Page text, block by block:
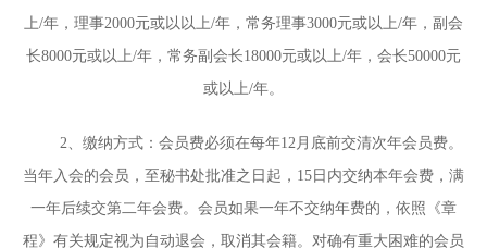
上/年，理事2000元或以以上/年，常务理事3000元或以上/年，副会
长8000元或以上/年，常务副会长18000元或以上/年，会长50000元
或以上/年。
2 、缴纳方式：会员费必须在每年12 月底前交清次年会员费。
当年入会的会员，至秘书处批准之日起， 15日内交纳本年会费，满
一年后续交第二年会费。会员如果一年不交纳年费的，依照《章
程》有关规定视为自动退会，取消其会籍。对确有重大困难的会员